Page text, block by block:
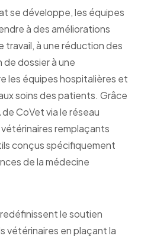
se développe, les équipes
à des améliorations
travail, à une réduction des
dossier à une
les équipes hospitalières et
soins des patients. Grâce
CoVet via le réseau
remplaçants
conçus spécifiquement
de la médecine
le soutien
vétérinaires en plaçant la